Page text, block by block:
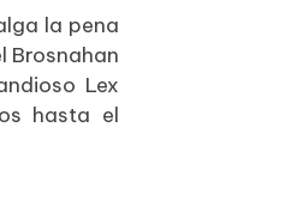
la pena
Brosnahan
Lex
hasta el